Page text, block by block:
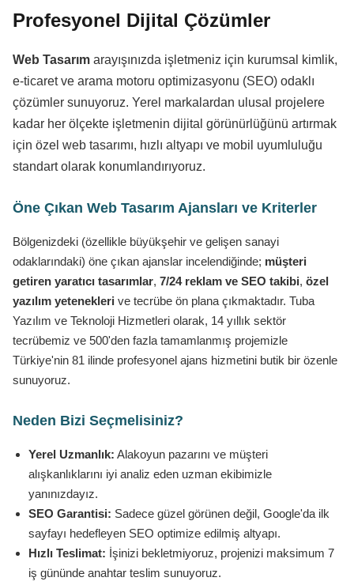
Profesyonel Dijital Çözümler
Web Tasarım arayışınızda işletmeniz için kurumsal kimlik,
e-ticaret ve arama motoru optimizasyonu (SEO) odaklı
çözümler sunuyoruz. Yerel markalardan ulusal projelere
kadar her ölçekte işletmenin dijital görünürlüğünü artırmak
için özel web tasarımı, hızlı altyapı ve mobil uyumluluğu
standart olarak konumlandırıyoruz.
Öne Çıkan Web Tasarım Ajansları ve Kriterler
Bölgenizdeki (özellikle büyükşehir ve gelişen sanayi
odaklarındaki) öne çıkan ajanslar incelendiğinde; müşteri
getiren yaratıcı tasarımlar, 7/24 reklam ve SEO takibi, özel
yazılım yetenekleri ve tecrübe ön plana çıkmaktadır. Tuba
Yazılım ve Teknoloji Hizmetleri olarak, 14 yıllık sektör
tecrübemiz ve 500'den fazla tamamlanmış projemizle
Türkiye'nin 81 ilinde profesyonel ajans hizmetini butik bir özenle
sunuyoruz.
Neden Bizi Seçmelisiniz?
Yerel Uzmanlık: Alakoyun pazarını ve müşteri
alışkanlıklarını iyi analiz eden uzman ekibimizle
yanınızdayız.
SEO Garantisi: Sadece güzel görünen değil, Google'da ilk
sayfayı hedefleyen SEO optimize edilmiş altyapı.
Hızlı Teslimat: İşinizi bekletmiyoruz, projenizi maksimum 7
iş gününde anahtar teslim sunuyoruz.